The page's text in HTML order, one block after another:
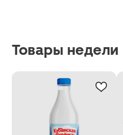
Товары недели